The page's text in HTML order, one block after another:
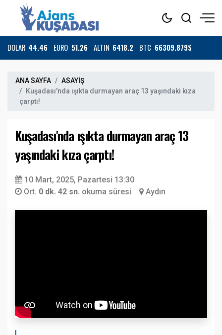
DOLAR 44.46 EURO 51.26 ALTIN 6418.2 BTC 66309.879$
ANA SAYFA
ASAYİŞ
Kuşadası'nda ışıkta durmayan araç 13 yaşındaki kıza
çarptı!
Kuşadası'nda ışıkta durmayan araç 13
yaşındaki kıza çarptı!
10 Mart, 2025, Pazartesi 13:30
Ort. 0 dk. 42 sn. okuma süresi Aydın